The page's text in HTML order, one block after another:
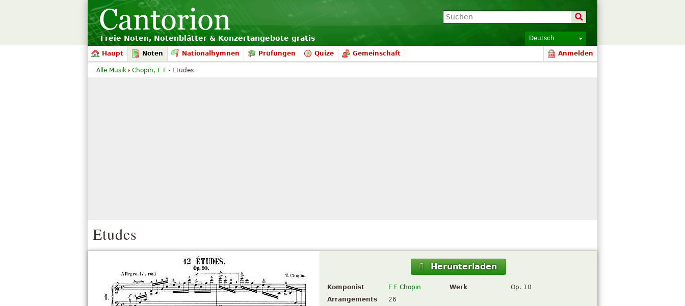
Freie Noten, Notenblätter & Konzertangebote gratis Deutsch
Haupt Noten Nationalhymnen Prüfungen Quize Gemeinschaft Anmelden
Etudes
Herunterladen
Komponist F F Chopin Werk
Op. 10
Arrangements
26
Alle Musik Chopin, F F Etudes